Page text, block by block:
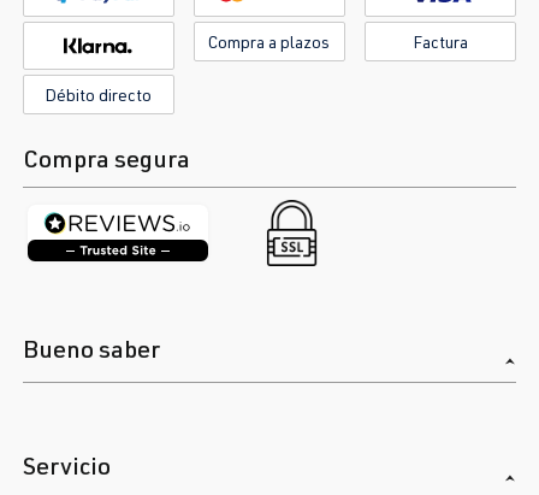
Compra a plazos Factura
Débito directo
Compra segura
Bueno saber
Servicio